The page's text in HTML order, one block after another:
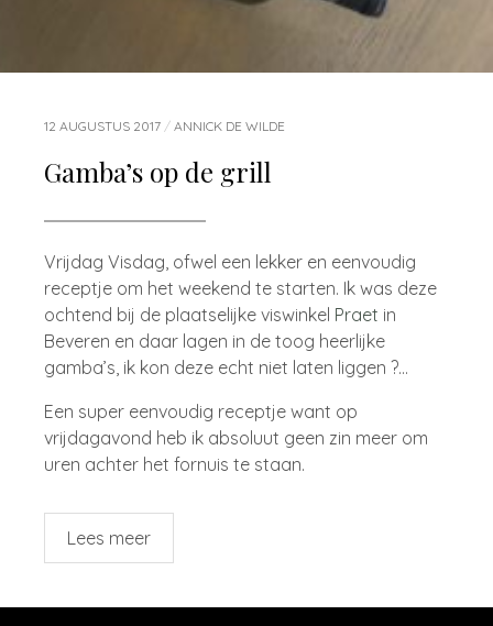
12 AUGUSTUS 2017 / ANNICK DE WILDE
Gamba’s op de grill
Vrijdag Visdag, ofwel een lekker en eenvoudig
receptje om het weekend te starten. Ik was deze
ochtend bij de plaatselijke viswinkel Praet in
Beveren en daar lagen in de toog heerlijke
gamba’s, ik kon deze echt niet laten liggen ?…
Een super eenvoudig receptje want op
vrijdagavond heb ik absoluut geen zin meer om
uren achter het fornuis te staan.
Lees meer